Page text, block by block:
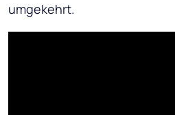
umgekehrt.